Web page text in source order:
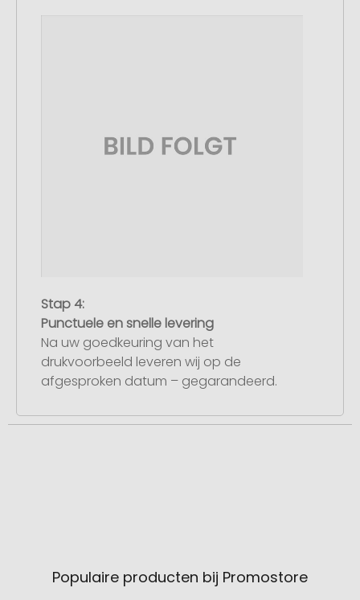
Stap 4:
Punctuele en snelle levering
Na uw goedkeuring van het
drukvoorbeeld leveren wij op de
afgesproken datum – gegarandeerd.
Populaire producten bij Promostore